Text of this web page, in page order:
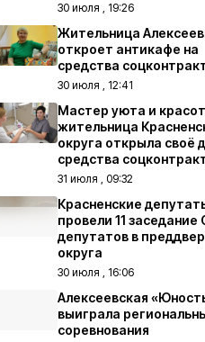
30 июля , 19:26
Жительница
откроет антикафе на
средства
30 июля , 12:41
Мастер уюта и
жительница
округа открыла своё
средства
31 июля , 09:32
Красненские
провели 11 заседание
депутатов в
округа
30 июля , 16:06
Алексеевская
выиграла
соревнования